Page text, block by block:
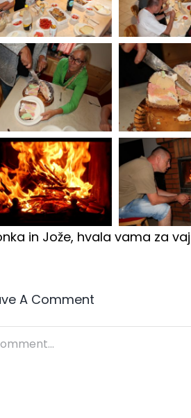
in Jože, hvala vama za
A Comment